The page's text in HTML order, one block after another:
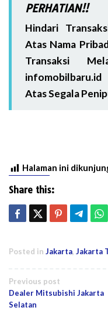
PERHATIAN!!
Hindari
Atas Nama
Transaksi
Atas Segala
Halaman ini
Share this:
Posted in Jakarta, Jakarta
Post
navigation
Previous post
Dealer Mitsubishi Jakarta
Selatan